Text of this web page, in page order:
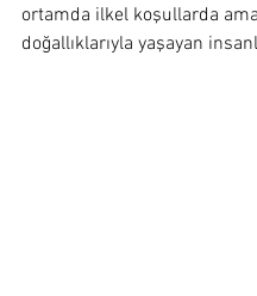
ortamda ilkel koşullarda ama
doğallıklarıyla yaşayan